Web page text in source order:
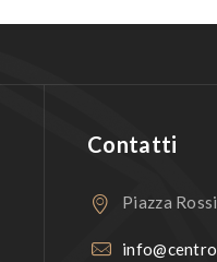
Contatti
Piazza